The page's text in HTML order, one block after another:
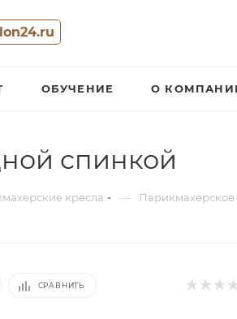
ОБУЧЕНИЕ О
спинкой
кресла — Парикмахерское
СРАВНИТЬ